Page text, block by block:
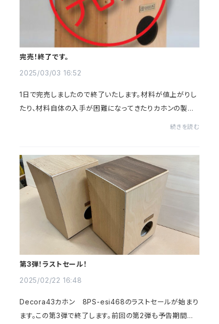
完売！終了です。
2025/03/03 16:52
1日で完売しましたので終了いたします。材料が値上がりし
たり、材料自体の入手が困難になってきたりカホンの製作
続きを読む
第3弾！ラストセール！
2025/02/22 16:48
Decora43カホン 8PS-esi468のラストセールが始まり
ます。この第3弾で終了します。前回の第2弾も予告期間が